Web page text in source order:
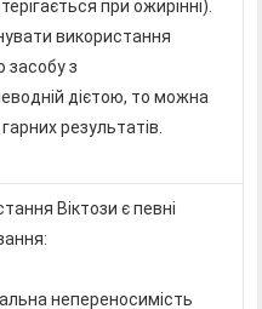
при ожирінні).
використання
засобу з
дієтою, то можна
результатів.
Віктози є певні
непереносимість